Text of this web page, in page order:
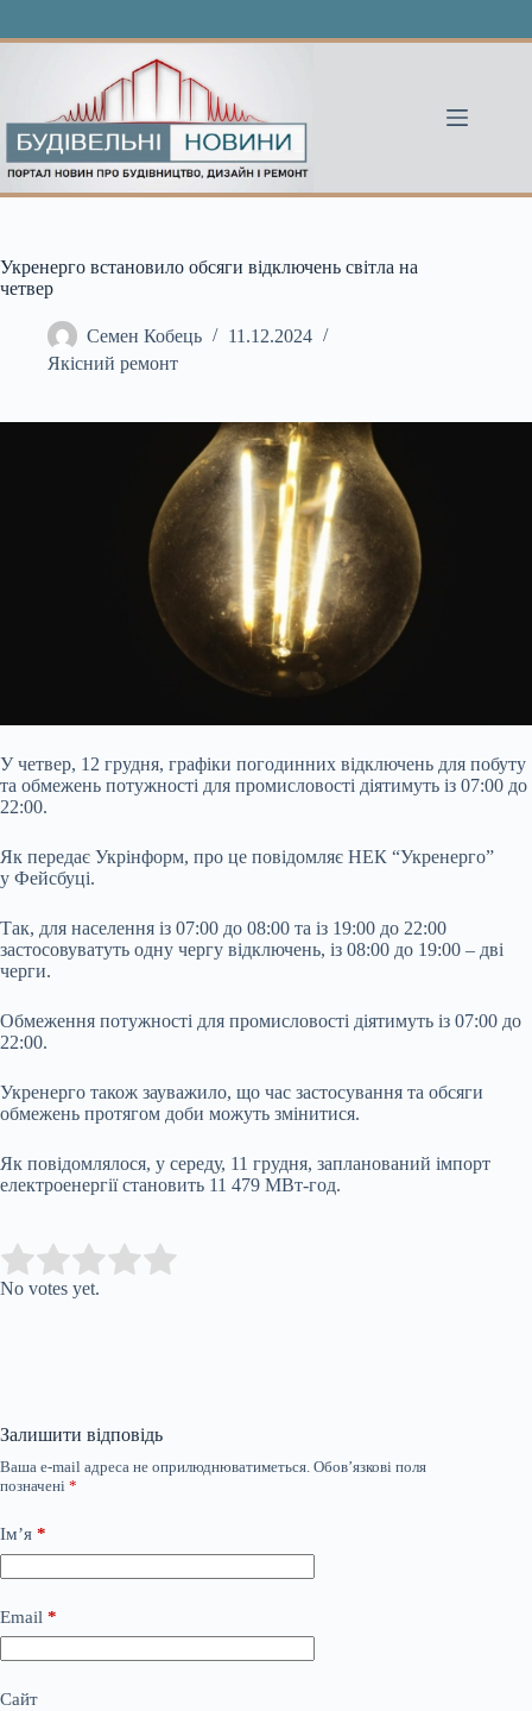
Укренерго встановило обсяги відключень світла на
четвер
Семен Кобець
11.12.2024
Якісний ремонт
У четвер, 12 грудня, графіки погодинних відключень для побуту
та обмежень потужності для промисловості діятимуть із 07:00 до
22:00.
Як передає Укрінформ, про це повідомляє НЕК “Укренерго”
у Фейсбуці.
Так, для населення із 07:00 до 08:00 та із 19:00 до 22:00
застосовуватуть одну чергу відключень, із 08:00 до 19:00 – дві
черги.
Обмеження потужності для промисловості діятимуть із 07:00 до
22:00.
Укренерго також зауважило, що час застосування та обсяги
обмежень протягом доби можуть змінитися.
Як повідомлялося, у середу, 11 грудня, запланований імпорт
електроенергії становить 11 479 МВт-год.
Rate this item:
No votes yet.
Залишити відповідь
Ваша e-mail адреса не оприлюднюватиметься. Обов’язкові поля
позначені *
Ім’я *
Email *
Сайт